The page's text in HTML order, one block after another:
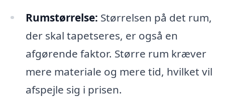
Rumstørrelse: Størrelsen på det rum,
der skal tapetseres, er også en
afgørende faktor. Større rum kræver
mere materiale og mere tid, hvilket vil
afspejle sig i prisen.